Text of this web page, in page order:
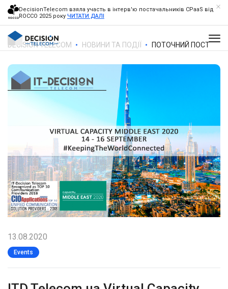
DecisionTelecom взяла участь в інтерв'ю постачальників CPaaS від
ROCCO 2025 року ЧИТАТИ ДАЛІ
DECISION TELECOM НОВИНИ ТА ПОДІЇ ПОТОЧНИЙ ПОСТ
13.08.2020
Events